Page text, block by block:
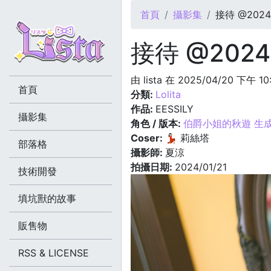
您在這裡
首頁 攝影集 接待
接待
由 lista 在 2025/04/20 下午
分類: Lolita
作品: EESSILY
角色 / 版本: 伯爵小姐的秋遊 生
Coser: 💃🏻 莉絲塔
攝影師: 夏涼
拍攝日期: 2024/01/21
首頁
攝影集
部落格
技術開發
填坑獸的故事
販售物
RSS & LICENSE